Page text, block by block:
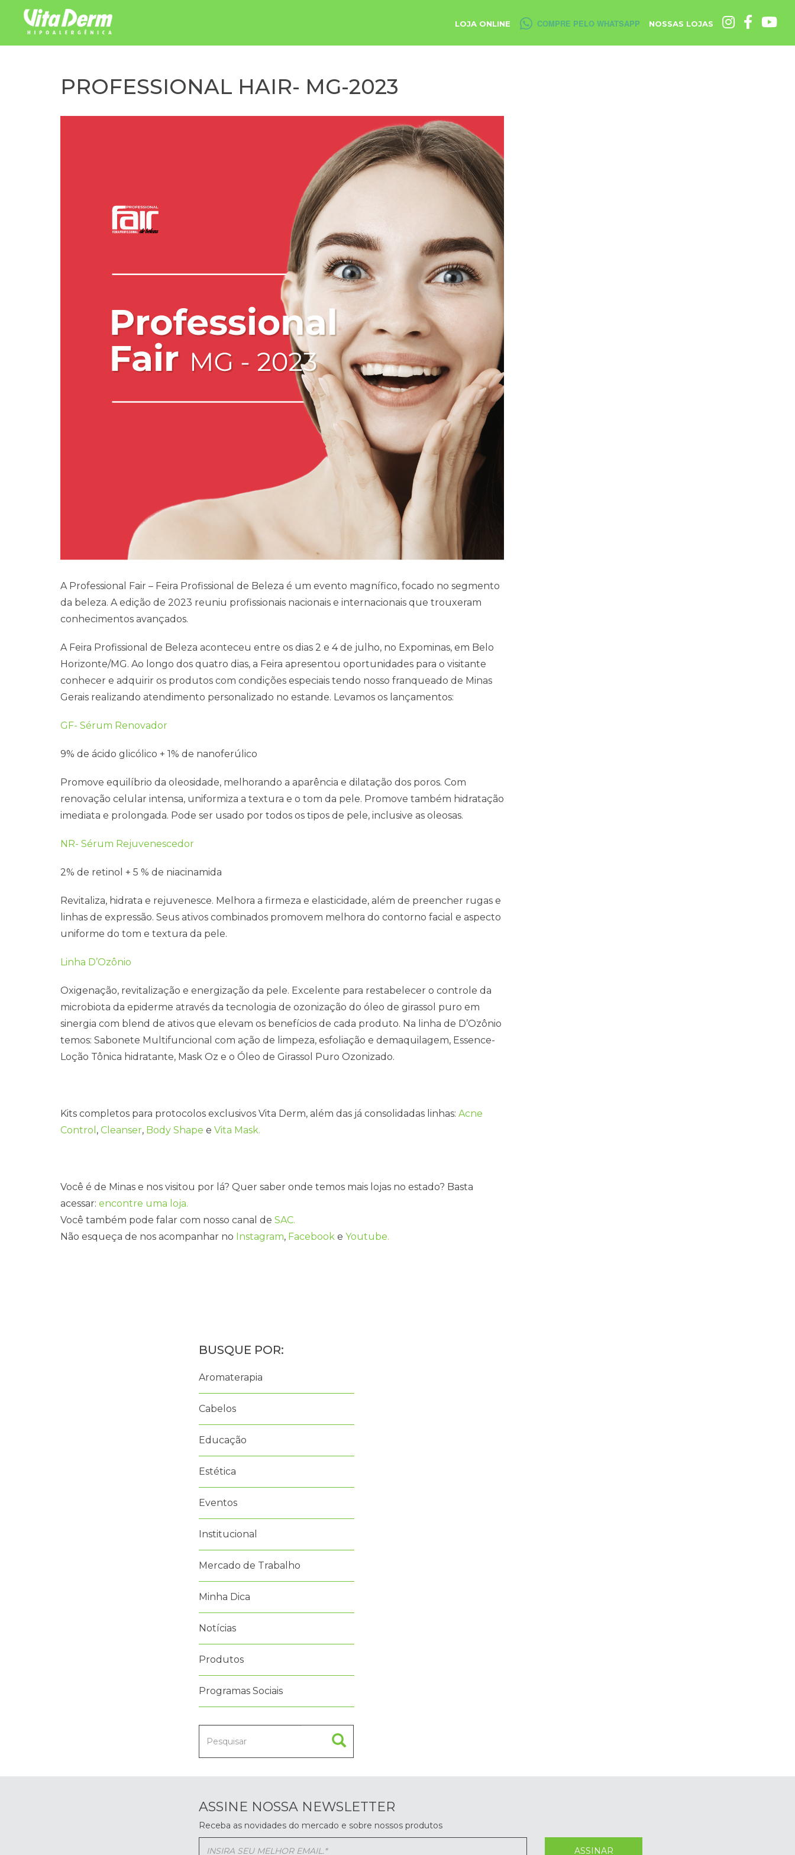
LOJA ONLINE COMPRE PELO WHATSAPP NOSSAS LOJAS
PROFESSIONAL HAIR- MG-2023
A Professional Fair – Feira Profissional de Beleza é um evento magnífico, focado no segmento
da beleza. A edição de 2023 reuniu profissionais nacionais e internacionais que trouxeram
conhecimentos avançados.
A Feira Profissional de Beleza aconteceu entre os dias 2 e 4 de julho, no Expominas, em Belo
Horizonte/MG. Ao longo dos quatro dias, a Feira apresentou oportunidades para o visitante
conhecer e adquirir os produtos com condições especiais tendo nosso franqueado de Minas
Gerais realizando atendimento personalizado no estande. Levamos os lançamentos:
GF- Sérum Renovador
9% de ácido glicólico + 1% de nanoferúlico
Promove equilíbrio da oleosidade, melhorando a aparência e dilatação dos poros. Com
renovação celular intensa, uniformiza a textura e o tom da pele. Promove também hidratação
imediata e prolongada. Pode ser usado por todos os tipos de pele, inclusive as oleosas.
NR- Sérum Rejuvenescedor
2% de retinol + 5 % de niacinamida
Revitaliza, hidrata e rejuvenesce. Melhora a firmeza e elasticidade, além de preencher rugas e
linhas de expressão. Seus ativos combinados promovem melhora do contorno facial e aspecto
uniforme do tom e textura da pele.
Linha D’Ozônio
Oxigenação, revitalização e energização da pele. Excelente para restabelecer o controle da
microbiota da epiderme através da tecnologia de ozonização do óleo de girassol puro em
sinergia com blend de ativos que elevam os benefícios de cada produto. Na linha de D’Ozônio
temos: Sabonete Multifuncional com ação de limpeza, esfoliação e demaquilagem, Essence-
Loção Tônica hidratante, Mask Oz e o Óleo de Girassol Puro Ozonizado.
Kits completos para protocolos exclusivos Vita Derm, além das já consolidadas linhas: Acne
Control , Cleanser, Body Shape e Vita Mask.
Você é de Minas e nos visitou por lá? Quer saber onde temos mais lojas no estado? Basta
acessar: encontre uma loja.
Você também pode falar com nosso canal de SAC.
Não esqueça de nos acompanhar no Instagram, Facebook e Youtube.
Aromaterapia
Cabelos
Educação
Estética
Eventos
Institucional
Mercado de Trabalho
Minha Dica
Notícias
Produtos
Programas Sociais
ASSINE NOSSA NEWSLETTER
Receba as novidades do mercado e sobre nossos produtos